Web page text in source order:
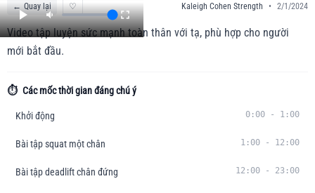
← Quay lại ♡ Kaleigh Cohen Strength • 2/1/2024
Video tập luyện sức mạnh toàn thân với tạ, phù hợp cho người
mới bắt đầu.
⏱️ Các mốc thời gian đáng chú ý
Khởi động 0:00 - 1:00
Bài tập squat một chân 1:00 - 12:00
Bài tập deadlift chân đứng 12:00 - 23:00